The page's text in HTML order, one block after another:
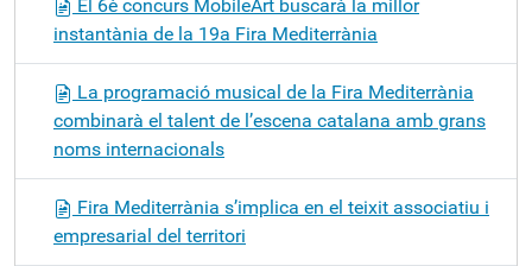
El 6è concurs MobileArt buscarà la millor
instantània de la 19a Fira Mediterrània
La programació musical de la Fira Mediterrània
combinarà el talent de l’escena catalana amb grans
noms internacionals
Fira Mediterrània s’implica en el teixit associatiu i
empresarial del territori